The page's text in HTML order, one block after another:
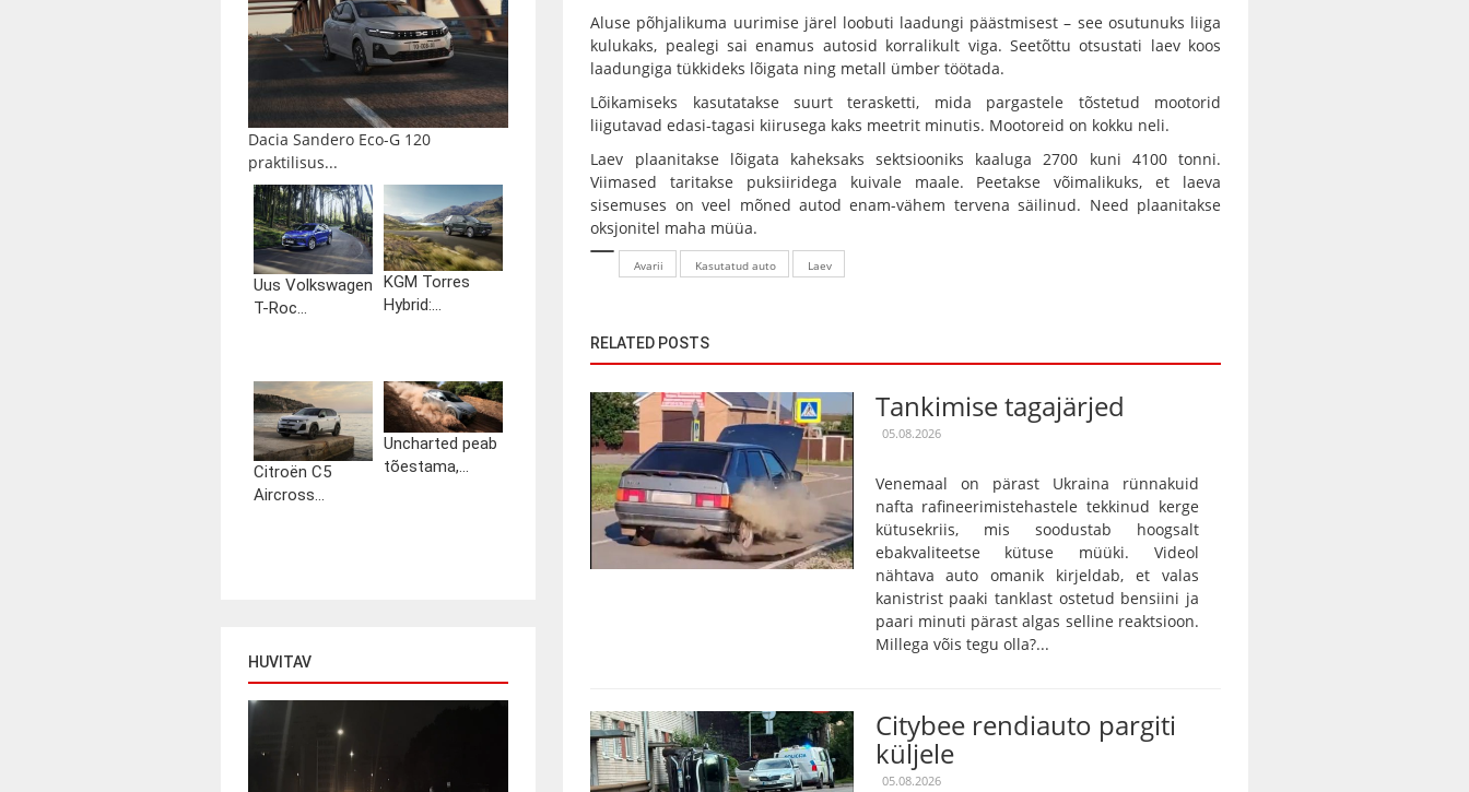
Dacia Sandero Eco-G 120
praktilisus...
Uus Volkswagen
T-Roc...
KGM Torres
Hybrid:...
Citroën C5
Aircross...
Uncharted peab
tõestama,...
HUVITAV
Aluse põhjalikuma uurimise järel loobuti laadungi päästmisest – see osutunuks liiga
kulukaks, pealegi sai enamus autosid korralikult viga. Seetõttu otsustati laev koos
laadungiga tükkideks lõigata ning metall ümber töötada.
Lõikamiseks kasutatakse suurt terasketti, mida pargastele tõstetud mootorid
liigutavad edasi-tagasi kiirusega kaks meetrit minutis. Mootoreid on kokku neli.
Laev plaanitakse lõigata kaheksaks sektsiooniks kaaluga 2700 kuni 4100 tonni.
Viimased taritakse puksiiridega kuivale maale. Peetakse võimalikuks, et laeva
sisemuses on veel mõned autod enam-vähem tervena säilinud. Need plaanitakse
oksjonitel maha müüa.
Avarii Kasutatud auto Laev
RELATED POSTS
Tankimise tagajärjed
05.08.2026
Venemaal on pärast Ukraina rünnakuid
nafta rafineerimistehastele tekkinud kerge
kütusekriis, mis soodustab hoogsalt
ebakvaliteetse kütuse müüki. Videol
nähtava auto omanik kirjeldab, et valas
kanistrist paaki tanklast ostetud bensiini ja
paari minuti pärast algas selline reaktsioon.
Millega võis tegu olla?...
Citybee rendiauto pargiti
küljele
05.08.2026